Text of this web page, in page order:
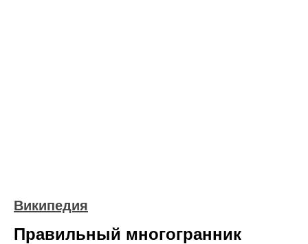
Википедия
Правильный многогранник